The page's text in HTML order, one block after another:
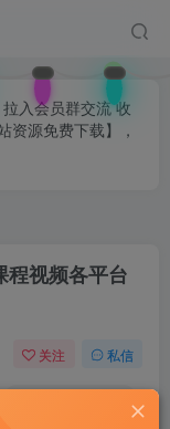
入会员群交流 收
资源免费下载】，
程视频各平台
关注 私信
0 233 0